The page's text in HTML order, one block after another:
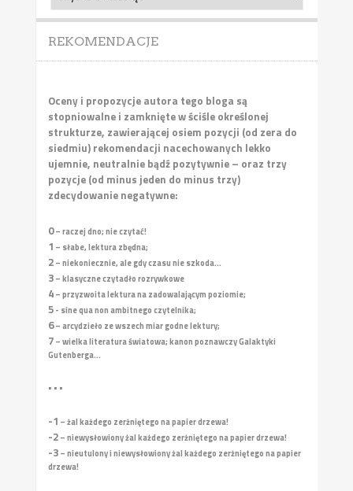
REKOMENDACJE
Oceny i propozycje autora tego bloga są
stopniowalne i zamknięte w ściśle określonej
strukturze, zawierającej osiem pozycji (od zera do
siedmiu) rekomendacji nacechowanych lekko
ujemnie, neutralnie bądź pozytywnie – oraz trzy
pozycje (od minus jeden do minus trzy)
zdecydowanie negatywne:
0– raczej dno; nie czytać!
1 – słabe, lektura zbędna;
2– niekoniecznie, ale gdy czasu nie szkoda...
3– klasyczne czytadło rozrywkowe
4– przyzwoita lektura na zadowalającym poziomie;
5- sine qua non ambitnego czytelnika;
6– arcydzieło ze wszech miar godne lektury;
7– wielka literatura światowa; kanon poznawczy Galaktyki
Gutenberga...
• • •
-1 – żal każdego zerżniętego na papier drzewa!
-2– niewysłowiony żal każdego zerżniętego na papier drzewa!
-3– nieutulony i niewysłowiony żal każdego zerżniętego na papier
drzewa!